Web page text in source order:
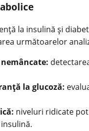
la insulină și
următoarelor
la glucoză:
niveluri ridicate